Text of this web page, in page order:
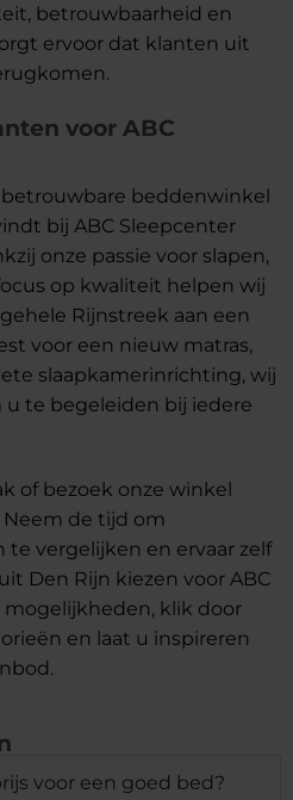
betrouwbaarheid en
ervoor dat klanten uit
voor ABC
beddenwinkel
bij ABC Sleepcenter
onze passie voor slapen,
op kwaliteit helpen wij
Rijnstreek aan een
voor een nieuw matras,
slaapkamerinrichting, wij
te begeleiden bij iedere
of bezoek onze winkel
de tijd om
vergelijken en ervaar zelf
Den Rijn kiezen voor ABC
klik door
en laat u inspireren
voor een goed bed?